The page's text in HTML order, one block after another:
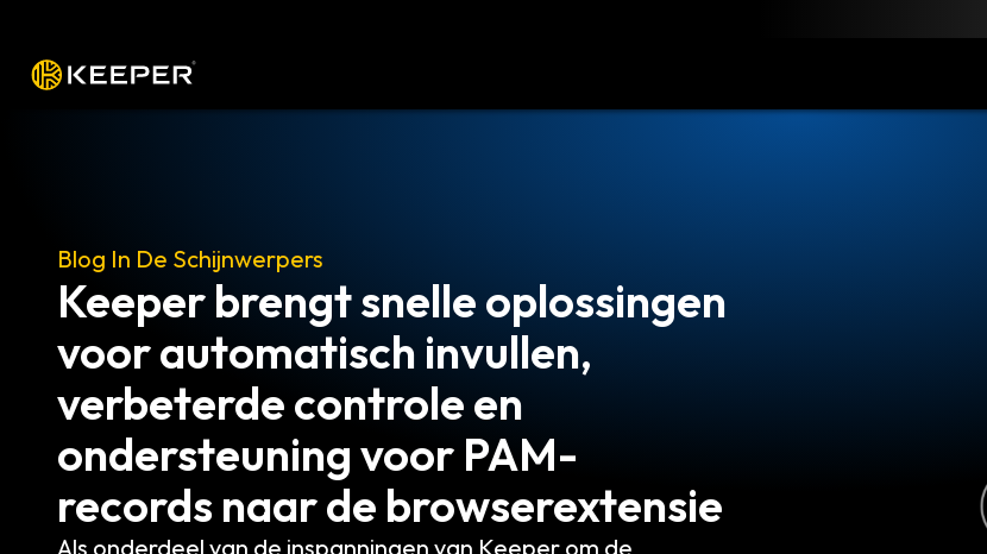
Blog In De Schijnwerpers
De 6 belangrijkste PAM-functies
die u echt nodig hebt
Geprivilegieerd toegangsbeheer (PAM) is een subset van
identiteits- en toegangsbeheer (IAM) die specifiek is gericht
op het controleren van de toegang voor gebruikers die met